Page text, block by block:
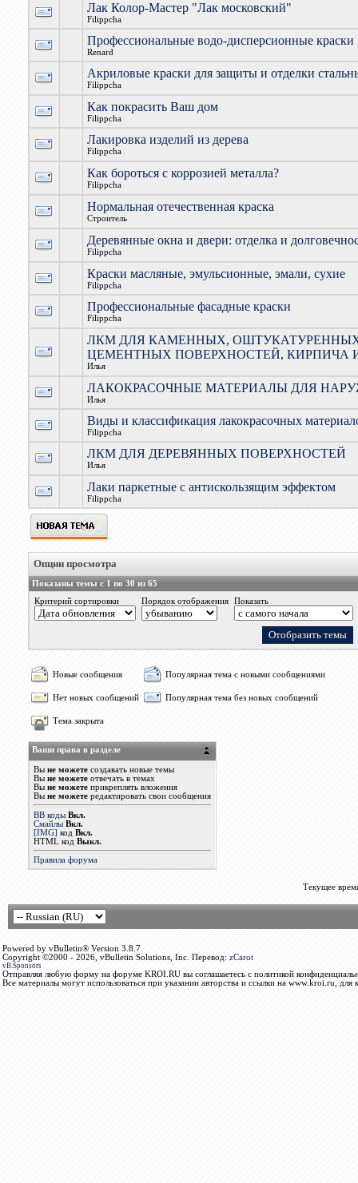
Лак Колор-Мастер "Лак московский"
Filippcha
Профессиональные водо-дисперсионные краски
Renard
Акриловые краски для защиты и отделки
Filippcha
Как покрасить Ваш дом
Filippcha
Лакировка изделий из дерева
Filippcha
Как бороться с коррозией металла?
Filippcha
Нормальная отечественная краска
Строитель
Деревянные окна и двери: отделка и
Filippcha
Краски масляные, эмульсионные, эмали, сухие
Filippcha
Профессиональные фасадные краски
Filippcha
ЛКМ ДЛЯ КАМЕННЫХ,
ЦЕМЕНТНЫХ ПОВЕРХНОСТЕЙ, КИРПИЧА
Илья
ЛАКОКРАСОЧНЫЕ МАТЕРИАЛЫ ДЛЯ
Илья
Виды и классификация лакокрасочных
Filippcha
ЛКМ ДЛЯ ДЕРЕВЯННЫХ ПОВЕРХНОСТЕЙ
Илья
Лаки паркетные с антискользящим эффектом
Filippcha
Опции просмотра
Показаны темы с 1 по 30 из 65
Критерий сортировки
Порядок отображения Показать
Новые сообщения Популярная тема с новыми сообщениями
Нет новых сообщений Популярная тема без новых сообщений
Тема закрыта
Ваши права в разделе
Вы не можетесоздавать новые темы
Вы не можетеотвечать в темах
Вы не можетеприкреплять вложения
Вы не можетередактировать свои сообщения
BB коды Вкл.
Смайлы Вкл.
[IMG] код Вкл.
HTML код Выкл.
Правила форума
Текущее
Powered by vBulletin® Version 3.8.7
Copyright ©2000 - 2026, vBulletin Solutions, Inc. Перевод: zCarot
vB.Sponsors
Отправляя любую форму на форуме KROI.RU вы соглашаетесь с политикой
Все материалы могут использоваться при указании авторства и ссылки на www.kroi.ru, для